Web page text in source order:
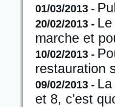
01/03/2013 -
20/02/2013 -
marche et
10/02/2013 -
restauration
09/02/2013 -
et 8, c'est